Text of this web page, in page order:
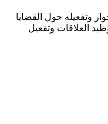
وتفعيله حول القضايا
العلاقات وتفعيل